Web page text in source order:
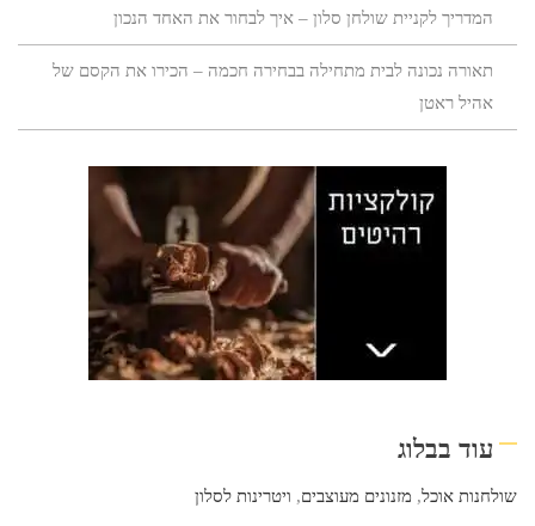
המדריך לקניית שולחן סלון – איך לבחור את האחד הנכון
תאורה נכונה לבית מתחילה בבחירה חכמה – הכירו את הקסם של
אהיל ראטן
עוד בבלוג
שולחנות אוכל, מזנונים מעוצבים, ויטרינות לסלון